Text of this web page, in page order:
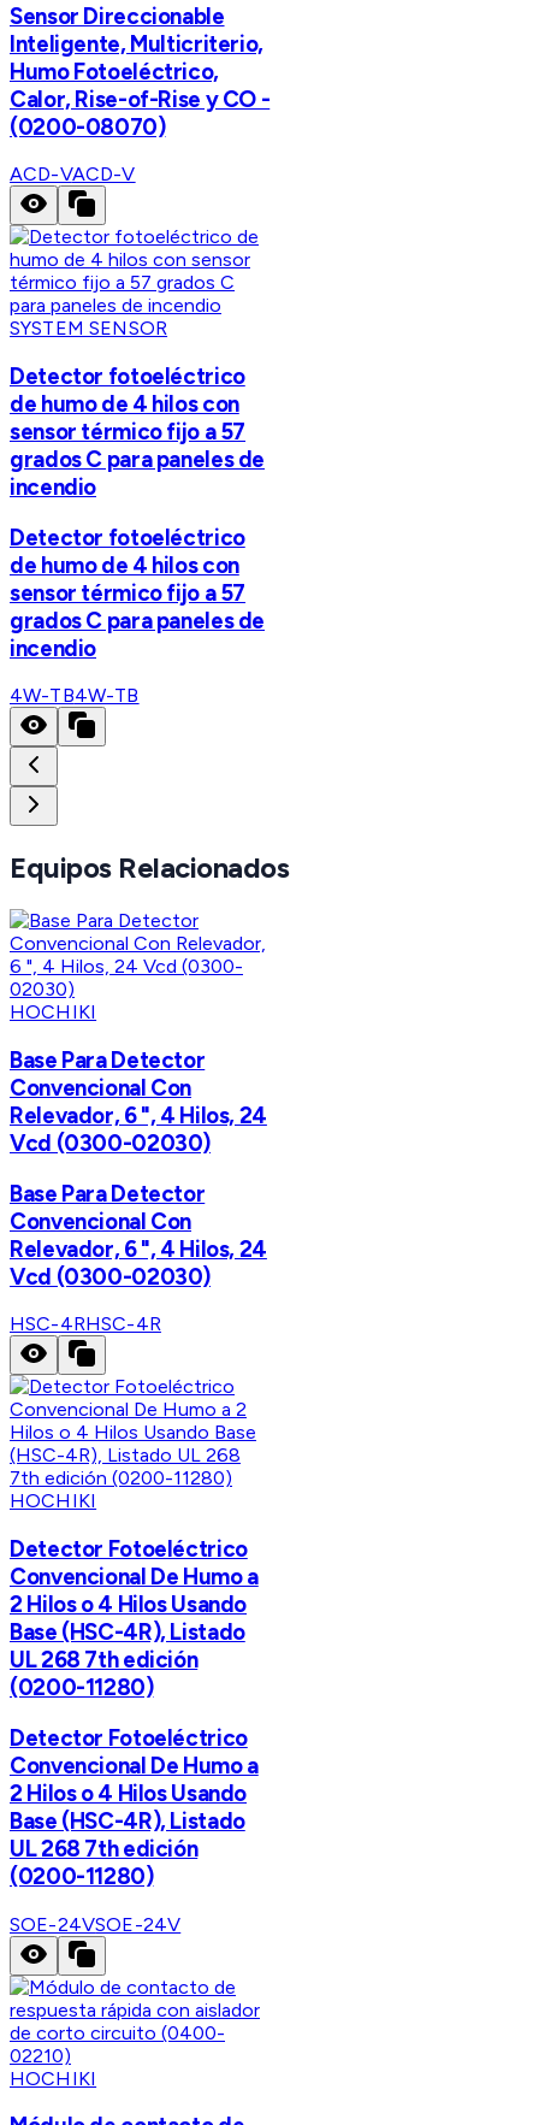
Sensor Direccionable
Inteligente, Multicriterio,
Humo Fotoeléctrico,
Calor, Rise-of-Rise y CO -
(0200-08070)
ACD-VACD-V
SYSTEM SENSOR
Detector fotoeléctrico
de humo de 4 hilos con
sensor térmico fijo a 57
grados C para paneles de
incendio
Detector fotoeléctrico
de humo de 4 hilos con
sensor térmico fijo a 57
grados C para paneles de
incendio
4W-TB4W-TB
Equipos Relacionados
HOCHIKI
Base Para Detector
Convencional Con
Relevador, 6 ", 4 Hilos, 24
Vcd (0300-02030)
Base Para Detector
Convencional Con
Relevador, 6 ", 4 Hilos, 24
Vcd (0300-02030)
HSC-4RHSC-4R
HOCHIKI
Detector Fotoeléctrico
Convencional De Humo a
2 Hilos o 4 Hilos Usando
Base (HSC-4R), Listado
UL 268 7th edición
(0200-11280)
Detector Fotoeléctrico
Convencional De Humo a
2 Hilos o 4 Hilos Usando
Base (HSC-4R), Listado
UL 268 7th edición
(0200-11280)
SOE-24VSOE-24V
HOCHIKI